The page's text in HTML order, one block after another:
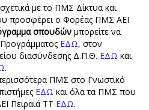
με το ΠΜΣ Δίκτυα και
προσφέρει ο Φορέας ΠΜΣ ΑΕΙ
σπουδών μπορείτε να
ΕΔΩ, στον
διασύνδεσης Δ.Π.Θ. ΕΔΩ και
.
ΠΜΣ στο Γνωστικό
ΕΔΩ και όλα τα ΠΜΣ που
Πειραιά ΤΤ ΕΔΩ.